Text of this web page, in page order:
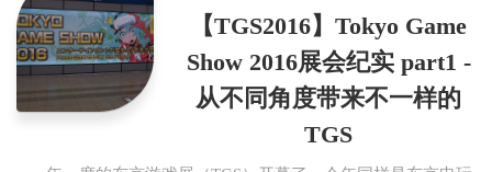
【TGS2016】Tokyo Game
Show 2016展会纪实 part1 -
从不同角度带来不一样的
TGS